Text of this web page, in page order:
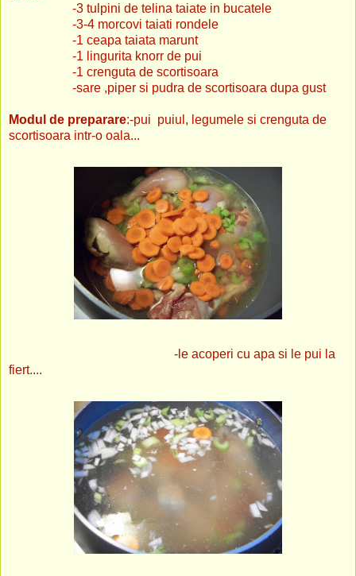
-3 tulpini de telina taiate in bucatele
-3-4 morcovi taiati rondele
-1 ceapa taiata marunt
-1 lingurita knorr de pui
-1 crenguta de scortisoara
-sare ,piper si pudra de scortisoara dupa gust
Modul de preparare:-pui puiul, legumele si crenguta de
scortisoara intr-o oala...
-le acoperi cu apa si le pui la
fiert....